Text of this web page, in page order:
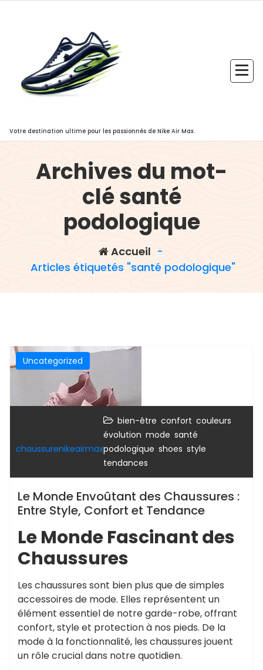
Votre destination ultime pour les passionnés de Nike Air Max.
Archives du mot-
clé santé
podologique
Accueil -
Articles étiquetés "santé podologique"
Uncategorized
chaussurenikeairmax
bien-être confort couleurs
évolution mode santé
podologique shoes style
tendances
Le Monde Envoûtant des Chaussures :
Entre Style, Confort et Tendance
Le Monde Fascinant des
Chaussures
Les chaussures sont bien plus que de simples
accessoires de mode. Elles représentent un
élément essentiel de notre garde-robe, offrant
confort, style et protection à nos pieds. De la
mode à la fonctionnalité, les chaussures jouent
un rôle crucial dans notre quotidien.